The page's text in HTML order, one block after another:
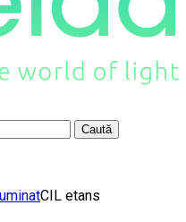
Caută
CIL etans